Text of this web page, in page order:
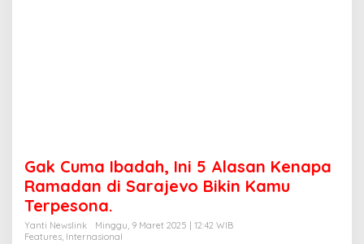
a
R
a
a
Gak Cuma Ibadah, Ini 5 Alasan Kenapa
Ramadan di Sarajevo Bikin Kamu
Terpesona.
Yanti Newslink
Minggu, 9 Maret 2025 | 12:42 WIB
Features, Internasional